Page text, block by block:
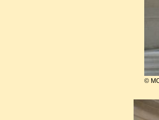
©
les plus
espagnole
son royaume et